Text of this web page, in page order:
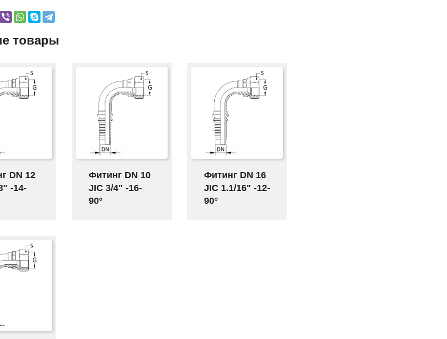
товары
DN 12
-14-
Фитинг DN 10
JIC 3/4" -16-
90°
Фитинг DN 16
JIC 1.1/16" -12-
90°